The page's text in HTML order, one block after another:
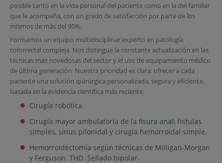
posible tanto en la vida personal del paciente como en la del familiar
que le acompaña, con un grado de satisfacción por parte de los
mismos de más del 95%.
Formamos un equipo multidisciplinar experto en patología
colorrectal compleja. Nos distingue la constante actualización en las
técnicas más novedosas del sector y el uso de equipamiento médico
de última generación. Nuestra prioridad es clara: ofrecer a cada
paciente una solución quirúrgica personalizada, segura y eficiente,
basada en la evidencia científica más reciente:
Cirugía robótica
Cirugía mayor ambulatoria de la fisura anal, fístulas
simples, sinus pilonidal y cirugía hemorroidal simple.
Hemorroidectomía según técnicas de Milligan-Morgan
y Ferguson. THD. Sellado bipolar.